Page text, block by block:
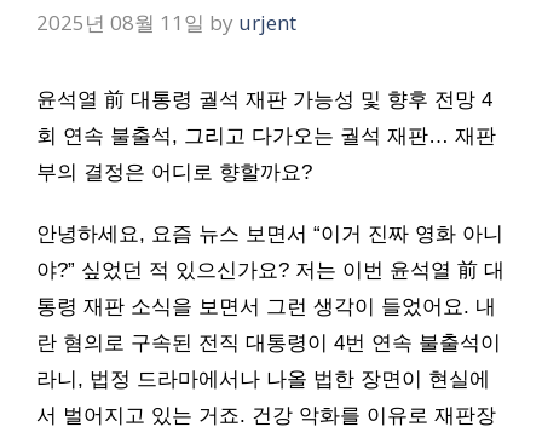
2025년 08월 11일 by urjent
윤석열 前 대통령 궐석 재판 가능성 및 향후 전망 4
회 연속 불출석, 그리고 다가오는 궐석 재판… 재판
부의 결정은 어디로 향할까요?
안녕하세요, 요즘 뉴스 보면서 “이거 진짜 영화 아니
야?” 싶었던 적 있으신가요? 저는 이번 윤석열 前 대
통령 재판 소식을 보면서 그런 생각이 들었어요. 내
란 혐의로 구속된 전직 대통령이 4번 연속 불출석이
라니, 법정 드라마에서나 나올 법한 장면이 현실에
서 벌어지고 있는 거죠. 건강 악화를 이유로 재판장